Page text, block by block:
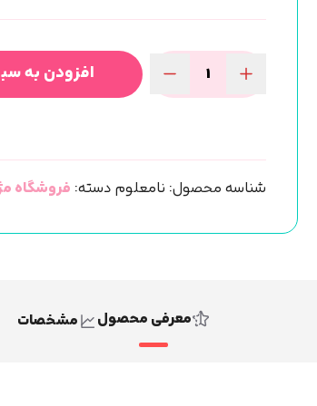
ردمی
فر
افزودن به
شناسه محصول: نامعلوم دسته: فروشگاه
معرفی محصول مشخصات